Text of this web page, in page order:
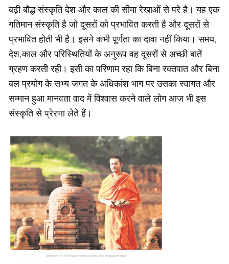
बढ़ी बौद्ध संस्कृति देश और काल की सीमा रेखाओं से परे है। यह एक
गतिमान संस्कृति है जो दूसरों को प्रभावित करती है और दूसरों से
प्रभावित होती भी है। इसने कभी पूर्णता का दावा नहीं किया। समय,
देश,काल और परिस्थितियों के अनुरूप वह दूसरों से अच्छी बातें
ग्रहण करती रही। इसी का परिणाम रहा कि बिना रक्तपात और बिना
बल प्रयोग के सभ्य जगत के अधिकांश भाग पर उसका स्वागत और
सम्मान हुआ मानवता वाद में विश्वास करने वाले लोग आज भी इस
संस्कृति से प्रेरणा लेते हैं।